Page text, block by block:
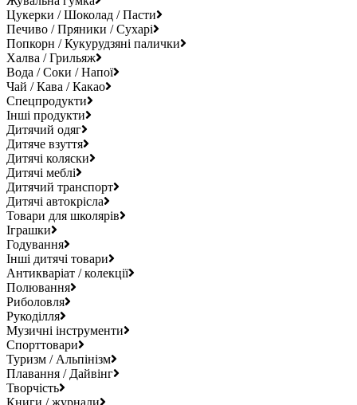
Цукерки / Шоколад / Пасти
Печиво / Пряники / Сухарі
Попкорн / Кукурудзяні палички
Халва / Грильяж
Вода / Соки / Напої
Чай / Кава / Какао
Спецпродукти
Інші продукти
Дитячий одяг
Дитяче взуття
Дитячі коляски
Дитячі меблі
Дитячий транспорт
Дитячі автокрісла
Товари для школярів
Іграшки
Годування
Інші дитячі товари
Антикваріат / колекції
Полювання
Риболовля
Рукоділля
Музичні інструменти
Спорттовари
Туризм / Альпінізм
Плавання / Дайвінг
Творчість
Книги / журнали